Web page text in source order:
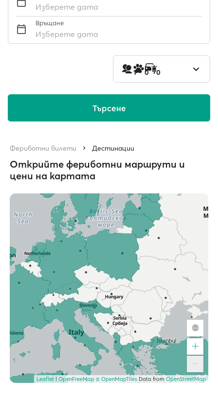
Изберете дата
Връщане
Изберете дата
1 0 0
Търсене
Фериботни билети Дестинации
Открийте фериботни маршрути и
цени на картата
Leaflet OpenFreeMap © OpenMapTiles Data from OpenStreetMap